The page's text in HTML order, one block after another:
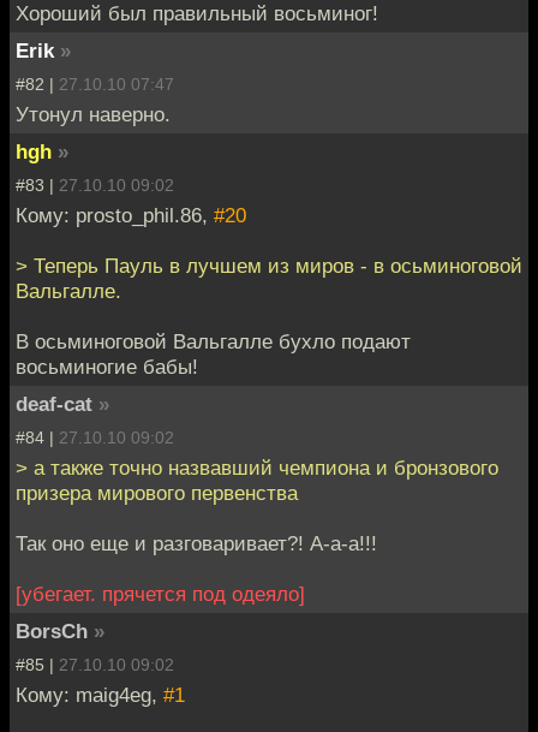
Хороший был правильный восьминог!
Erik »
#82 | 27.10.10 07:47
Утонул наверно.
hgh »
#83 | 27.10.10 09:02
Кому: prosto_phil.86, #20
> Теперь Пауль в лучшем из миров - в осьминоговой
Вальгалле.
В осьминоговой Вальгалле бухло подают
восьминогие бабы!
deaf-cat »
#84 | 27.10.10 09:02
> а также точно назвавший чемпиона и бронзового
призера мирового первенства
Так оно еще и разговаривает?! А-а-а!!!
[убегает. прячется под одеяло]
BorsCh »
#85 | 27.10.10 09:02
Кому: maig4eg, #1